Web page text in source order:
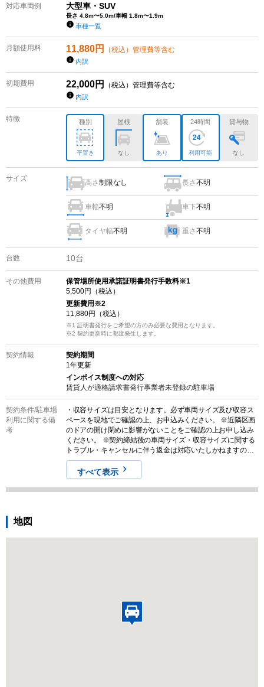
対応車両例 大型車・SUV
長さ 4.8m〜5.0m/車幅 1.8m〜1.9m
車種一覧
月額使用料 11,880円 （税込）管理費等含む
内訳
初期費用 22,000円 （税込）管理費等含む
内訳
特徴 種別
平置き
屋根
なし
舗装
あり
24時間
利用可能
貸与物
なし
サイズ
高さ制限なし 長さ不明
車幅不明 車下不明
タイヤ幅不明 重さ不明
台数 10台
その他費用
保管場所使用承諾証明書発行手数料※1
5,500円（税込）
更新費用※2
11,880円（税込）
※1 証明書発行をご希望の方のみ必要な費用となります。
※2 契約更新時に都度発生します。
契約情報
契約期間
1 年更新
インボイス制度への対応
賃貸人が適格請求書発行事業者未登録の駐車場
契約条件/駐車場
利用に関する備
考
・収容サイズは目安となります。必ず車両サイズ及び収容ス
ペースを現地でご確認の上、お申込みください。 ※近隣区画
のドアの開け閉めに影響がないことをご確認の上お申し込み
ください。 ※契約締結後の車両サイズ・収容サイズに関する
トラブル・キャンセルに伴う返金は対応いたしかねますので
予めご了承ください。
すべて表示
地図